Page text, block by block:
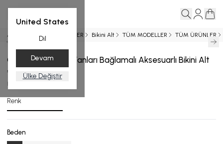
United States
Dil
Devam
Ülke Değiştir
Ana Sayfa YENİ GELENLER Bikini Alt TÜM MODELLER TÜM ÜRÜNLER
Çok Renkli Garnili Yanları Bağlamalı Aksesuarlı Bikini Alt
₺ 3,499.00
BA.4528-24_R127_36
Renk
Beden